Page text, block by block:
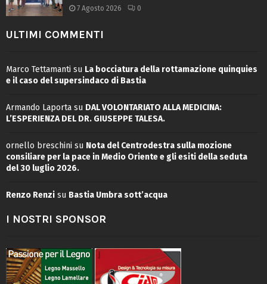
7 Agosto 2026 0
ULTIMI COMMENTI
Marco Tettamanti su La bocciatura della rottamazione quinquies
e il caso del supersindaco di Bastia
Armando Laporta su DAL VOLONTARIATO ALLA MEDICINA:
L’ESPERIENZA DEL DR. GIUSEPPE TALESA.
ornello breschini su Nota del Centrodestra sulla mozione
consiliare per la pace in Medio Oriente e gli esiti della seduta
del 30 luglio 2026.
Renzo Renzi su Bastia Umbra sott’acqua
I NOSTRI SPONSOR